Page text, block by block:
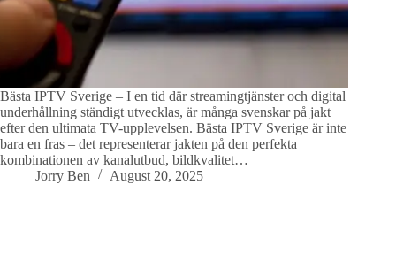
Bästa IPTV Sverige – I en tid där streamingtjänster och digital
underhållning ständigt utvecklas, är många svenskar på jakt
efter den ultimata TV-upplevelsen. Bästa IPTV Sverige är inte
bara en fras – det representerar jakten på den perfekta
kombinationen av kanalutbud, bildkvalitet…
Jorry Ben
August 20, 2025